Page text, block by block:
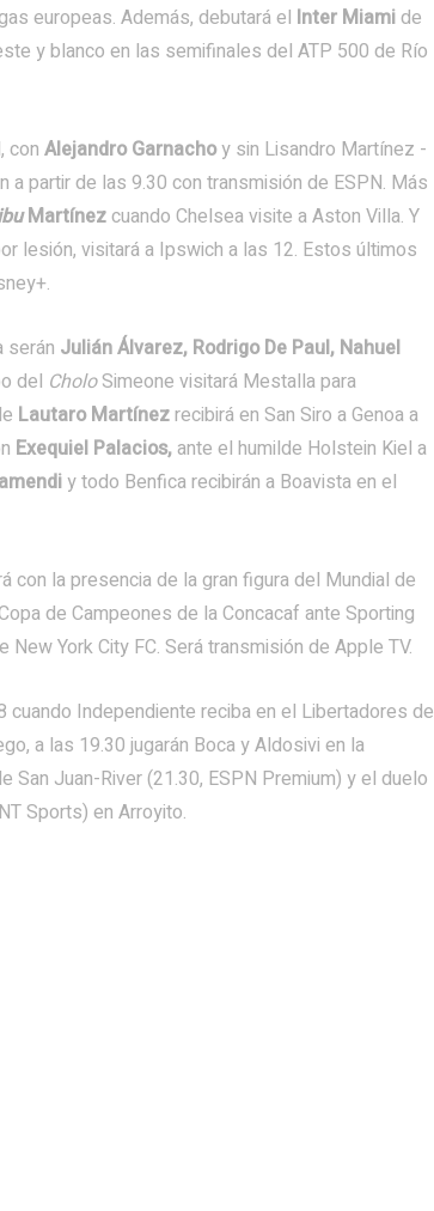
europeas. Además, debutará el Inter Miamide
y blanco en las semifinales del ATP 500 de Río
con Alejandro Garnachoy sin Lisandro Martínez -
partir de las 9.30 con transmisión de ESPN. Más
Martínezcuando Chelsea visite a Aston Villa. Y
lesión, visitará a Ipswich a las 12. Estos últimos
serán Julián Álvarez, Rodrigo De Paul, Nahuel
del CholoSimeone visitará Mestalla para
Lautaro Martínezrecibirá en San Siro a Genoa a
Exequiel Palacios, ante el humilde Holstein Kiel a
y todo Benfica recibirán a Boavista en el
con la presencia de la gran figura del Mundial de
de Campeones de la Concacaf ante Sporting
York City FC. Será transmisión de Apple TV.
Independiente reciba en el Libertadores de
a las 19.30 jugarán Boca y Aldosivi en la
San Juan-River (21.30, ESPN Premium) y el duelo
Sports) en Arroyito.